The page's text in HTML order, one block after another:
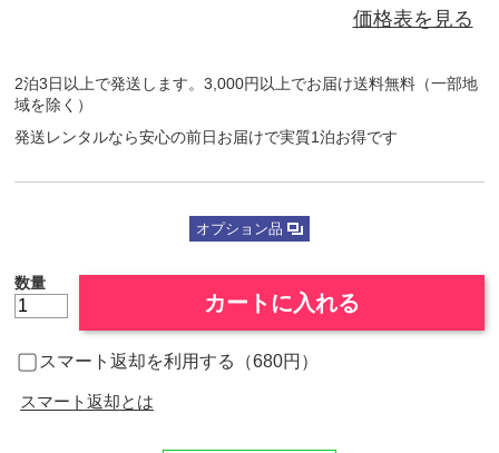
価格表を見る
2泊3日以上で発送します。3,000円以上でお届け送料無料（一部地
域を除く）
発送レンタルなら安心の前日お届けで実質1泊お得です
オプション品
数量
カートに入れる
スマート返却を利用する（680円）
スマート返却とは